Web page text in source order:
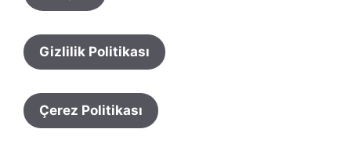
Gizlilik Politikası
Çerez Politikası